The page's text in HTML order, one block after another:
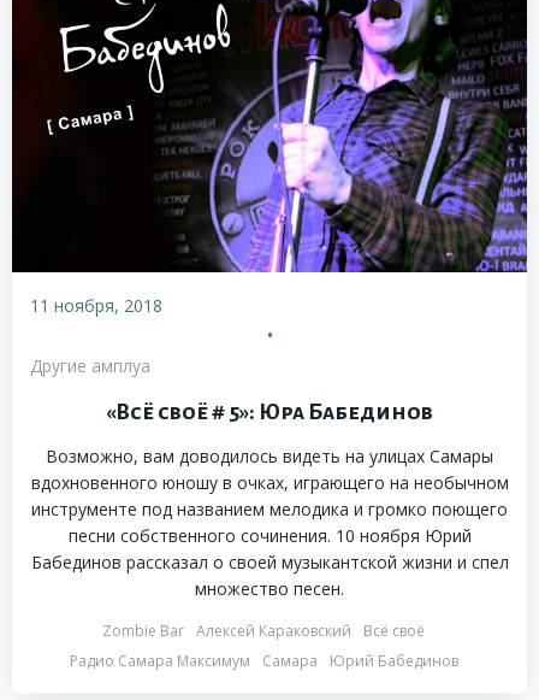
11 ноября, 2018
•
Другие амплуа
«Всё своё # 5»: Юра Бабединов
Возможно, вам доводилось видеть на улицах Самары
вдохновенного юношу в очках, играющего на необычном
инструменте под названием мелодика и громко поющего
песни собственного сочинения. 10 ноября Юрий
Бабединов рассказал о своей музыкантской жизни и спел
множество песен.
Zombie Bar Алексей Караковский
Всё своё
Радио Самара Максимум
Самара Юрий Бабединов